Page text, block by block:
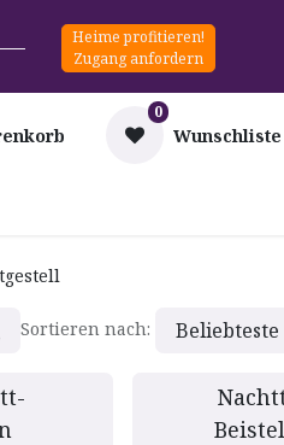
Heime profitieren!
Zugang anfordern
0
Wunschliste
Sortieren nach: Beliebteste